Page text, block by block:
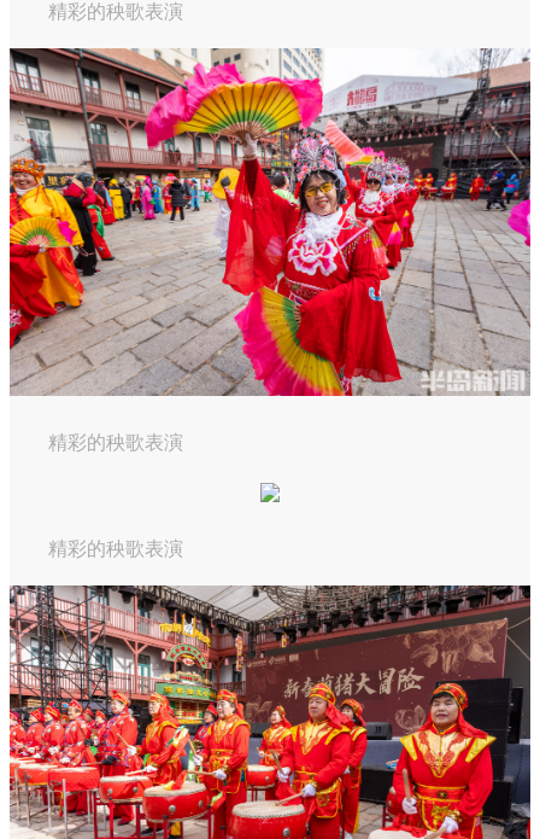
精彩的秧歌表演
精彩的秧歌表演
精彩的秧歌表演